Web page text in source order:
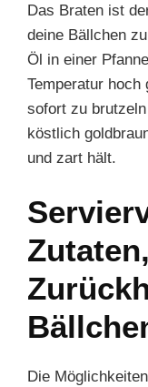
Das Braten ist
deine Bällchen
Öl in einer
Temperatur
sofort zu
köstlich
und zart hält.
Die